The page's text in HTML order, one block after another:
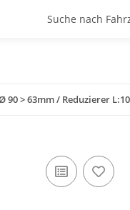
Suche nach
90 > 63mm / Reduzierer